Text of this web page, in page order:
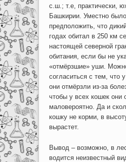
с.ш.; т.е, практически,
Башкирии. Уместно
предположить, что
годах обитал в 250 км
настоящей северной
обитания, если бы не
«отмёрзшие» уши.
согласиться с тем, что
они отмёрзли из-за
чтобы у всех кошек они
маловероятно. Да и
кошку не корми, в
вырастет.
Вывод – возможно, в
водится неизвестный